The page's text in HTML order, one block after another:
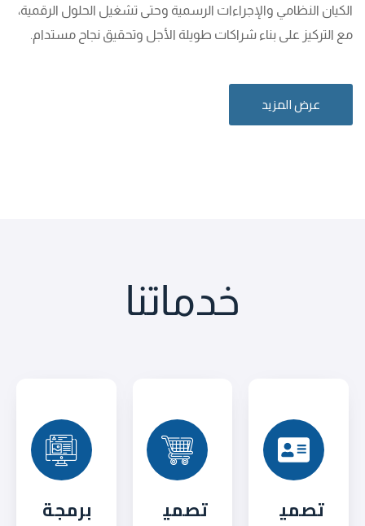
الكيان النظامي والإجراءات الرسمية وحتى تشغيل الحلول الرقمية،
مع التركيز على بناء شراكات طويلة الأجل وتحقيق نجاح مستدام.
عرض المزيد
خدماتنا
تصمي
تصمي
برمجة